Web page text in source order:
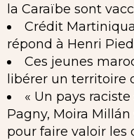
la Caraïbe sont
Crédit
répond à Henri Pied
Ces jeunes
libérer un territoire
« Un pays
Pagny, Moira
pour faire valoir les